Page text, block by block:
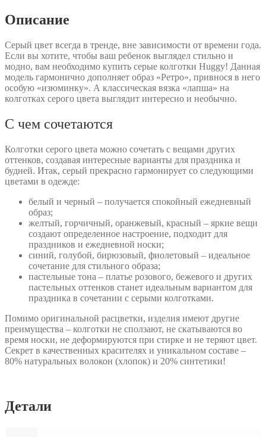
Описание
Серый цвет всегда в тренде, вне зависимости от времени года.
Если вы хотите, чтобы ваш ребенок выглядел стильно и
модно, вам необходимо купить серые колготки Huggy! Данная
модель гармонично дополняет образ «Ретро», привнося в него
особую «изюминку». А классическая вязка «лапша» на
колготках серого цвета выглядит интересно и необычно.
С чем сочетаются
Колготки серого цвета можно сочетать с вещами других
оттенков, создавая интересные варианты для праздника и
будней. Итак, серый прекрасно гармонирует со следующими
цветами в одежде:
белый и черный – получается спокойный ежедневный
образ;
желтый, горчичный, оранжевый, красный – яркие вещи
создают определенное настроение, подходит для
праздников и ежедневной носки;
синий, голубой, бирюзовый, фиолетовый – идеальное
сочетание для стильного образа;
пастельные тона – платье розового, бежевого и других
пастельных оттенков станет идеальным вариантом для
праздника в сочетании с серыми колготками.
Помимо оригинальной расцветки, изделия имеют другие
преимущества – колготки не сползают, не скатываются во
время носки, не деформируются при стирке и не теряют цвет.
Секрет в качественных красителях и уникальном составе –
80% натуральных волокон (хлопок) и 20% синтетики!
Детали